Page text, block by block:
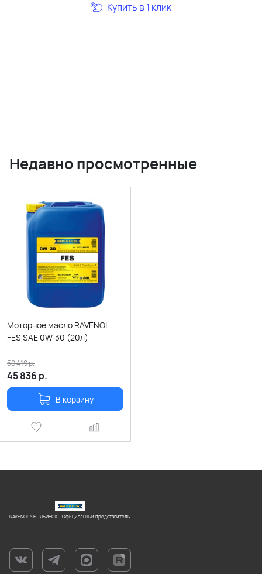
Купить в 1 клик
Недавно просмотренные
Моторное масло RAVENOL
FES SAE 0W-30 (20л)
45 836 р.
50 419р.
В корзину
RAVENOL ЧЕЛЯБИНСК - Официальный представитель.